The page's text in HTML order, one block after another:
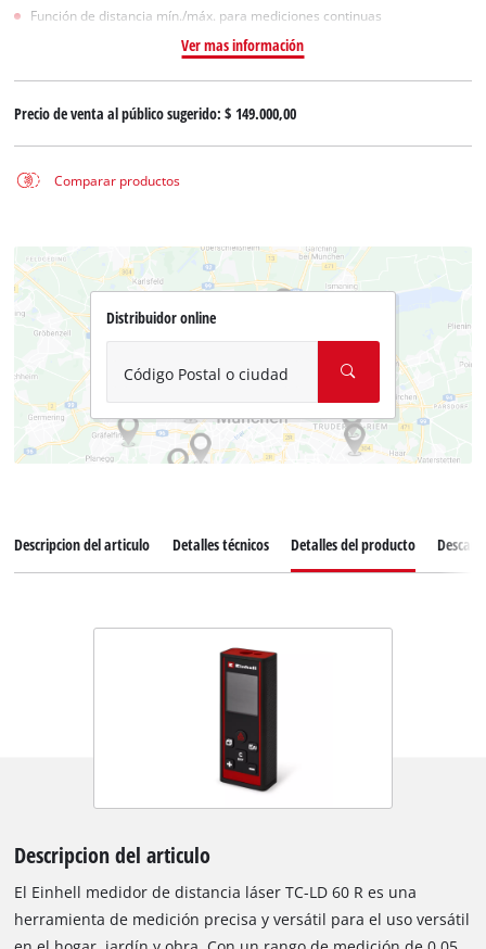
Función de distancia mín./máx. para mediciones continuas
Ver mas información
Precio de venta al público sugerido:$ 149.000,00
Comparar productos
Distribuidor online
Código Postal o ciudad
Descripcion del articulo Detalles técnicos Detalles del producto
Descripcion del articulo
El Einhell medidor de distancia láser TC-LD 60 R es una
herramienta de medición precisa y versátil para el uso versátil